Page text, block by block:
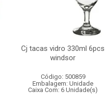
Cj tacas vidro 330ml 6pcs
windsor
Código: 500859
Embalagem: Unidade
Caixa Com: 6 Unidade(s)